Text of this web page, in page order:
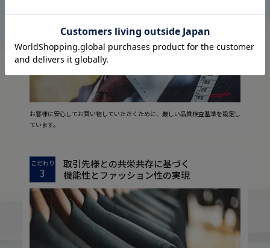
お客様に安心してお買い物していただくために、厳しい品質検査基準を設定し
ています。
こだわり
3
取引先様との共栄共存に基づく
機能性とファッション性の実現